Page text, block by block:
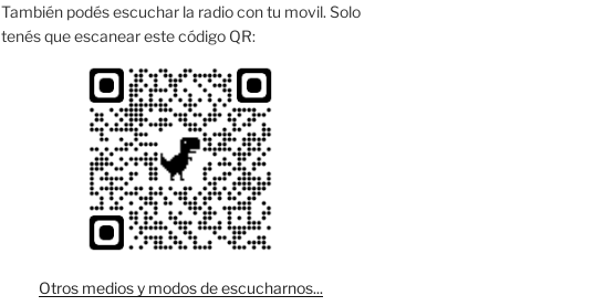
También podés escuchar la radio con tu movil. Solo
tenés que escanear este código QR:
Otros medios y modos de escucharnos...